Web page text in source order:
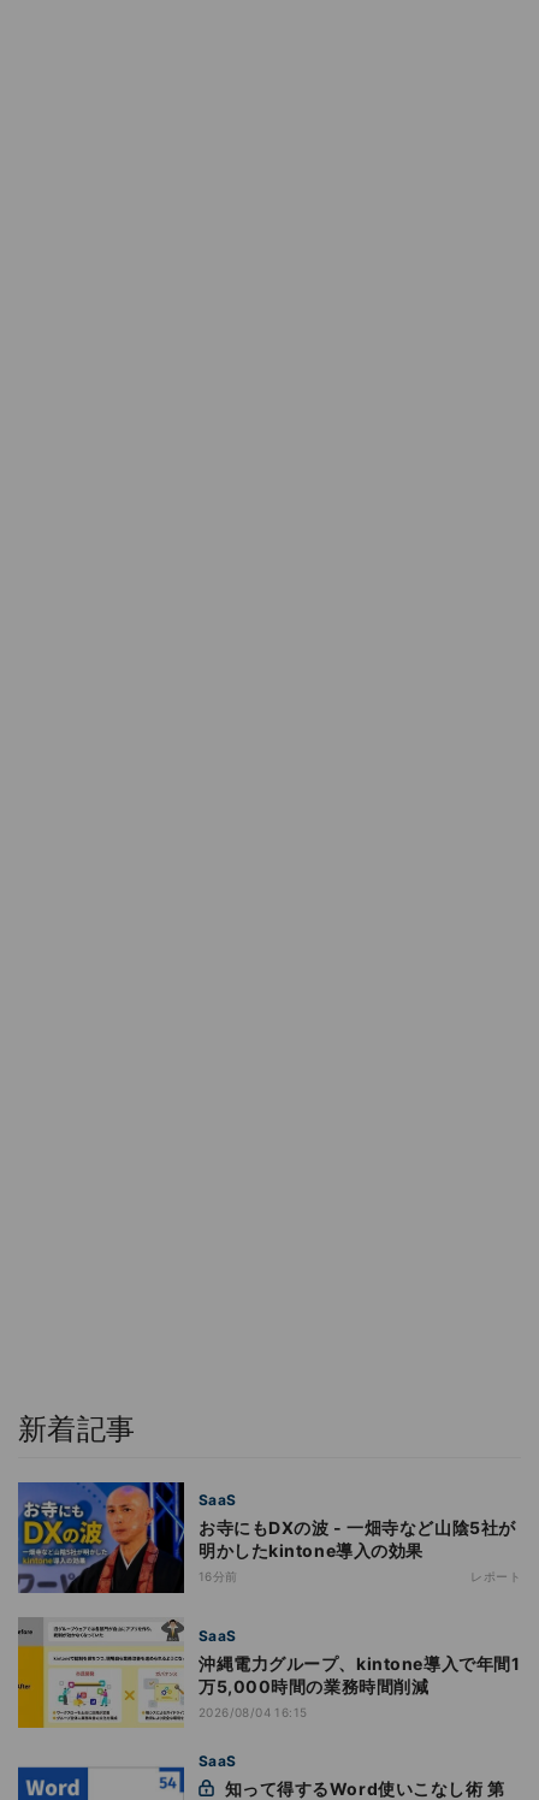
新着記事
SaaS
お寺にもDXの波 - 一畑寺など山陰5社が
明かしたkintone導入の効果
16分前 レポート
SaaS
沖縄電力グループ、kintone導入で年間1
万5,000時間の業務時間削減
2026/08/04 16:15
SaaS